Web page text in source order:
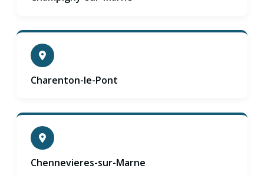
Charenton-le-Pont
Chennevieres-sur-Marne